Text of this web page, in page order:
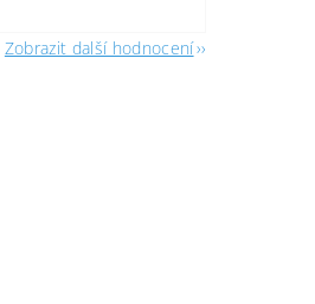
Zobrazit další hodnocení